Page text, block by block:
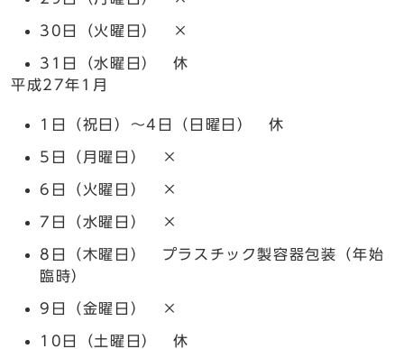
30日（火曜日） ×
31日（水曜日） 休
平成27年1月
1日（祝日）～4日（日曜日） 休
5日（月曜日） ×
6日（火曜日） ×
7日（水曜日） ×
8日（木曜日） プラスチック製容器包装（年始
臨時）
9日（金曜日） ×
10日（土曜日） 休